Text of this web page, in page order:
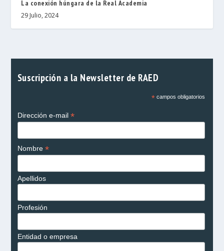
La conexión húngara de la Real Academia
29 Julio, 2024
Suscripción a la Newsletter de RAED
*campos obligatorios
Dirección e-mail *
Nombre *
Apellidos
Profesión
Entidad o empresa